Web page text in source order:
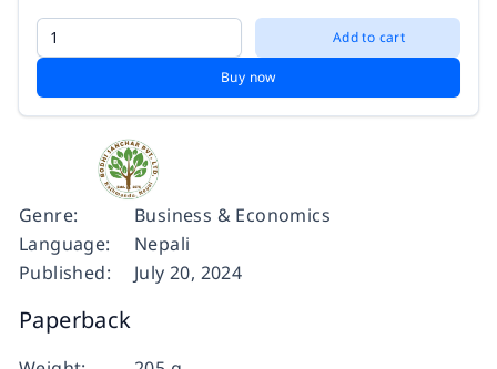
Add to cart
Buy now
Genre:
Business & Economics
Language:
Nepali
Published:
July 20, 2024
Paperback